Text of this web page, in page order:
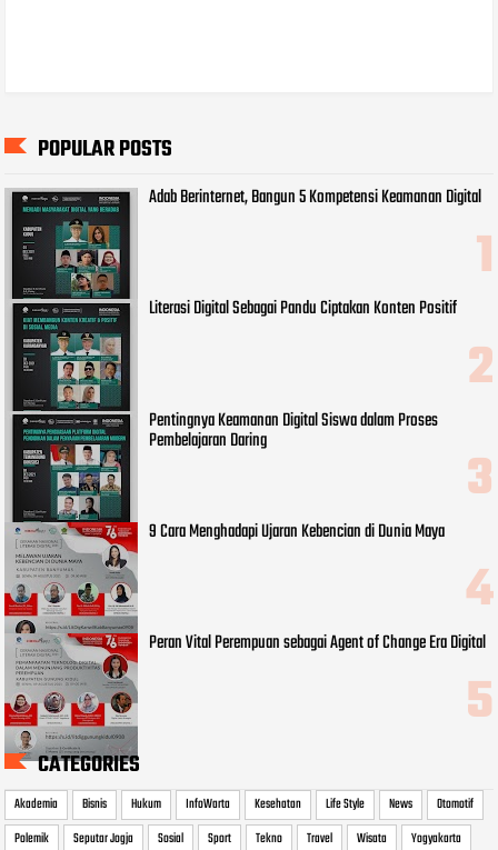
POPULAR POSTS
Adab Berinternet, Bangun 5 Kompetensi Keamanan Digital
Literasi Digital Sebagai Pandu Ciptakan Konten Positif
Pentingnya Keamanan Digital Siswa dalam Proses
Pembelajaran Daring
9 Cara Menghadapi Ujaran Kebencian di Dunia Maya
Peran Vital Perempuan sebagai Agent of Change Era Digital
CATEGORIES
Akademia Bisnis Hukum InfoWarta Kesehatan Life Style News
Otomotif
Polemik
Seputar Jogja Sosial Sport Tekno Travel Wisata Yogyakarta